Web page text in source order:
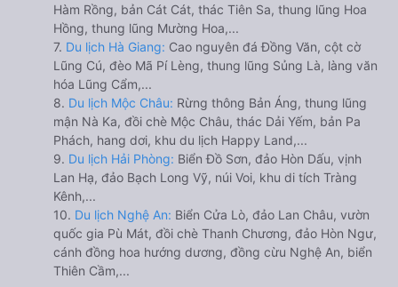
Hàm Rồng, bản Cát Cát, thác Tiên Sa, thung lũng Hoa
Hồng, thung lũng Mường Hoa,...
7. Du lịch Hà Giang: Cao nguyên đá Đồng Văn, cột cờ
Lũng Cú, đèo Mã Pí Lèng, thung lũng Sủng Là, làng văn
hóa Lũng Cẩm,...
8. Du lịch Mộc Châu: Rừng thông Bản Áng, thung lũng
mận Nà Ka, đồi chè Mộc Châu, thác Dải Yếm, bản Pa
Phách, hang dơi, khu du lịch Happy Land,...
9. Du lịch Hải Phòng: Biển Đồ Sơn, đảo Hòn Dấu, vịnh
Lan Hạ, đảo Bạch Long Vỹ, núi Voi, khu di tích Tràng
Kênh,...
10. Du lịch Nghệ An: Biển Cửa Lò, đảo Lan Châu, vườn
quốc gia Pù Mát, đồi chè Thanh Chương, đảo Hòn Ngư,
cánh đồng hoa hướng dương, đồng cừu Nghệ An, biển
Thiên Cầm,...